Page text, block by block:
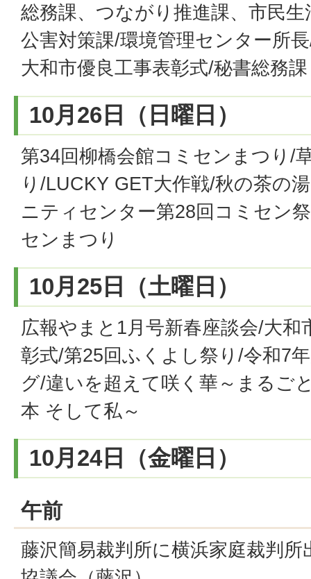
総務課、つながり推進課、市民
公害対策課/環境管理センター所
大和市優良工事表彰式/秘書総務課
10月26日（日曜日）
第34回柳橋会館コミセンまつり/
り/LUCKY GET大作戦/秋の茶の
ニティセンター第28回コミセン
センまつり
10月25日（土曜日）
広報やまと1月号新春座談会/大和
彰式/第25回ふくよし祭り/令和7
グ/違いを超えて咲く華～まるご
本 そして私～
10月24日（金曜日）
午前
藤沢簡易裁判所に横浜家庭裁判